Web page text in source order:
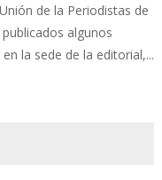
de la Periodistas de
algunos
la sede de la editorial,...